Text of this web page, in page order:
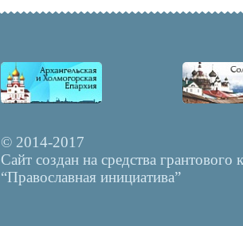
© 2014-2017
Сайт создан на средства грантового
“Православная инициатива”